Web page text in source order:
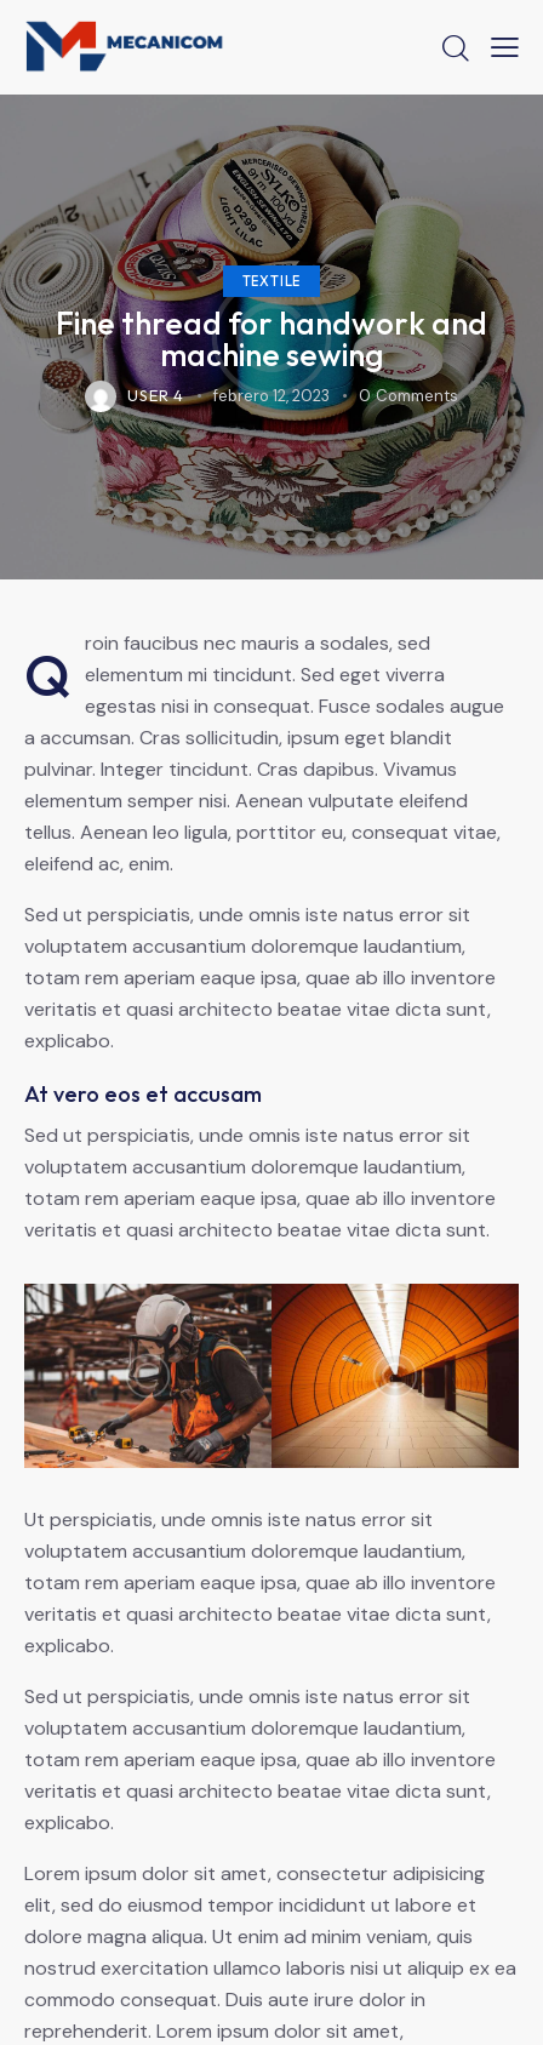
TEXTILE
Fine thread for handwork and
machine sewing
USER 4 febrero 12, 2023 0 Comments
Q
roin faucibus nec mauris a sodales, sed
elementum mi tincidunt. Sed eget viverra
egestas nisi in consequat. Fusce sodales augue
a accumsan. Cras sollicitudin, ipsum eget blandit
pulvinar. Integer tincidunt. Cras dapibus. Vivamus
elementum semper nisi. Aenean vulputate eleifend
tellus. Aenean leo ligula, porttitor eu, consequat vitae,
eleifend ac, enim.
Sed ut perspiciatis, unde omnis iste natus error sit
voluptatem accusantium doloremque laudantium,
totam rem aperiam eaque ipsa, quae ab illo inventore
veritatis et quasi architecto beatae vitae dicta sunt,
explicabo.
At vero eos et accusam
Sed ut perspiciatis, unde omnis iste natus error sit
voluptatem accusantium doloremque laudantium,
totam rem aperiam eaque ipsa, quae ab illo inventore
veritatis et quasi architecto beatae vitae dicta sunt.
Ut perspiciatis, unde omnis iste natus error sit
voluptatem accusantium doloremque laudantium,
totam rem aperiam eaque ipsa, quae ab illo inventore
veritatis et quasi architecto beatae vitae dicta sunt,
explicabo.
Sed ut perspiciatis, unde omnis iste natus error sit
voluptatem accusantium doloremque laudantium,
totam rem aperiam eaque ipsa, quae ab illo inventore
veritatis et quasi architecto beatae vitae dicta sunt,
explicabo.
Lorem ipsum dolor sit amet, consectetur adipisicing
elit, sed do eiusmod tempor incididunt ut labore et
dolore magna aliqua. Ut enim ad minim veniam, quis
nostrud exercitation ullamco laboris nisi ut aliquip ex ea
commodo consequat. Duis aute irure dolor in
reprehenderit. Lorem ipsum dolor sit amet,